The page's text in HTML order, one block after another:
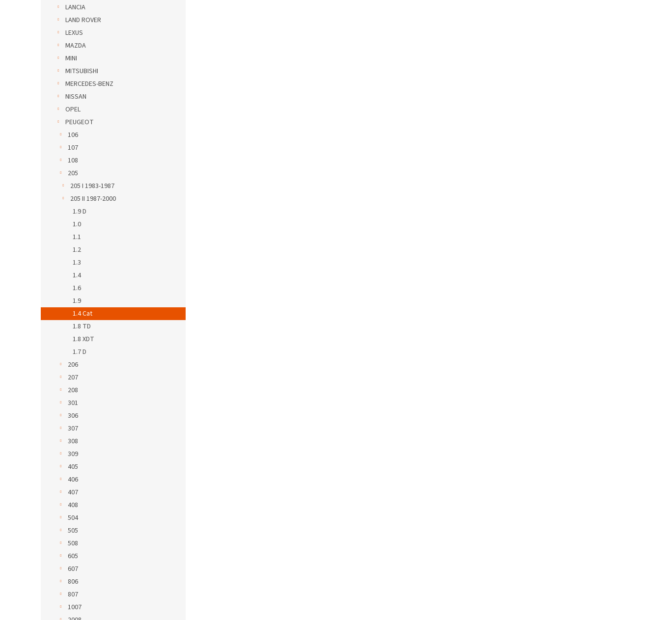
LANCIA
LAND ROVER
LEXUS
MAZDA
MINI
MITSUBISHI
MERCEDES-BENZ
NISSAN
OPEL
PEUGEOT
106
107
108
205
205 I 1983-1987
205 II 1987-2000
1.9 D
1.0
1.1
1.2
1.3
1.4
1.6
1.9
1.4 Cat
1.8 TD
1.8 XDT
1.7 D
206
207
208
301
306
307
308
309
405
406
407
408
504
505
508
605
607
806
807
1007